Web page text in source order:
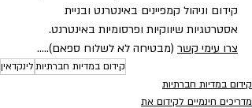
קידום וניהול קמפיינים באינטרנט ובניית
אסטרטגיות שיווקיות ופרסומיות באינטרנט.
צרו עימי קשר (מבטיחה לא לשלוח ספאם).....
קידום במדיות חברתיותלינקדאין
קידום במדיות חברתיות
מדריכים חינמיים לקידום את